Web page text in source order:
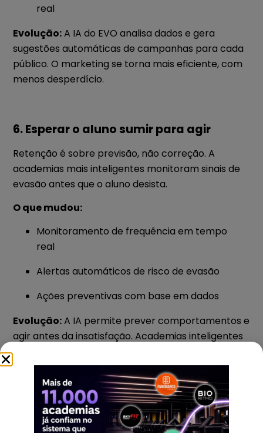
real
Evolução:A IA do EVO analisa dados e gera
sugestões automáticas de campanhas para cada
público. O marketing se torna mais eficiente, com
menos desperdício.
6. Esperar o aluno sumir para agir
Retenção é sobre previsão, não correção. A
academias mais inteligentes monitoram sinais de
evasão antes que o aluno desista.
O que mudou:
Monitoramento de frequência em tempo
real
Alertas automáticos de risco de evasão
Ações preventivas com base em dados
Evolução:A IA permite prever comportamentos e
agir antes da insatisfação. Academias inteligentes
7. Gerenciar com base em achismo
Decisões tomadas com base em percepção são